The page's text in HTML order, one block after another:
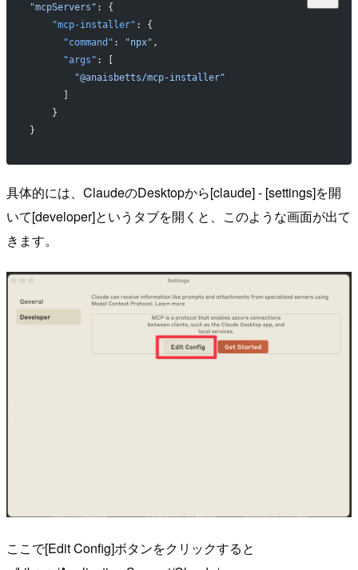
"mcpServers" : {
    "mcp-installer"
: {
      "command"
: "npx" ,
      "args"
: [
        "@anaisbetts/mcp-installer"
      ]
    }
}
具体的には、ClaudeのDesktopから[claude] - [settings]を開
いて[developer]というタブを開くと、このような画面が出て
きます。
ここで[Edit Config]ボタンをクリックすると